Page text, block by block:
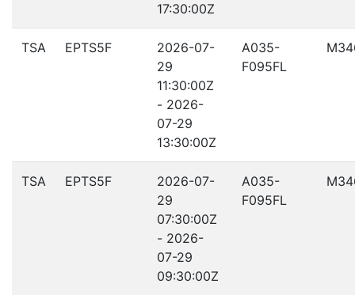
17:30:00Z
TSA EPTS5F
2026-07-
29
11:30:00Z
- 2026-
07-29
13:30:00Z
A035-
F095FL
TSA EPTS5F
2026-07-
29
07:30:00Z
- 2026-
07-29
09:30:00Z
A035-
F095FL